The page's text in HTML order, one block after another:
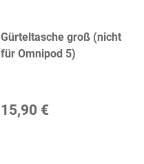
Gürteltasche groß (nicht
für Omnipod 5)
15,90 €